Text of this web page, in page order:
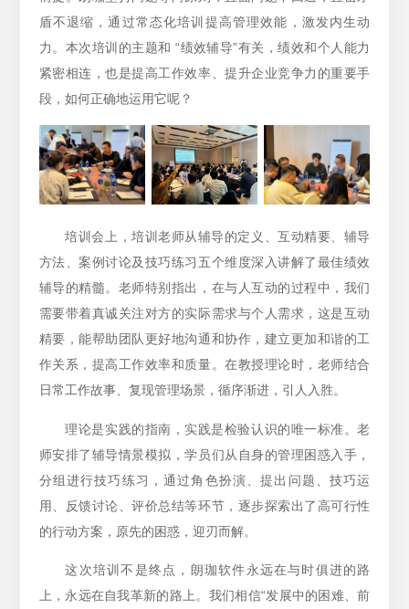
盾不退缩，通过常态化培训提高管理效能，激发内生动
力。本次培训的主题和 “绩效辅导”有关，绩效和个人能力
紧密相连，也是提高工作效率、提升企业竞争力的重要手
段，如何正确地运用它呢？
培训会上，培训老师从辅导的定义、互动精要、辅导
方法、案例讨论及技巧练习五个维度深入讲解了最佳绩效
辅导的精髓。老师特别指出，在与人互动的过程中，我们
需要带着真诚关注对方的实际需求与个人需求，这是互动
精要，能帮助团队更好地沟通和协作，建立更加和谐的工
作关系，提高工作效率和质量。在教授理论时，老师结合
日常工作故事、复现管理场景，循序渐进，引人入胜。
理论是实践的指南，实践是检验认识的唯一标准。老
师安排了辅导情景模拟，学员们从自身的管理困惑入手，
分组进行技巧练习，通过角色扮演、提出问题、技巧运
用、反馈讨论、评价总结等环节，逐步探索出了高可行性
的行动方案，原先的困惑，迎刃而解。
这次培训不是终点，朗珈软件永远在与时俱进的路
上，永远在自我革新的路上。我们相信“发展中的困难、前